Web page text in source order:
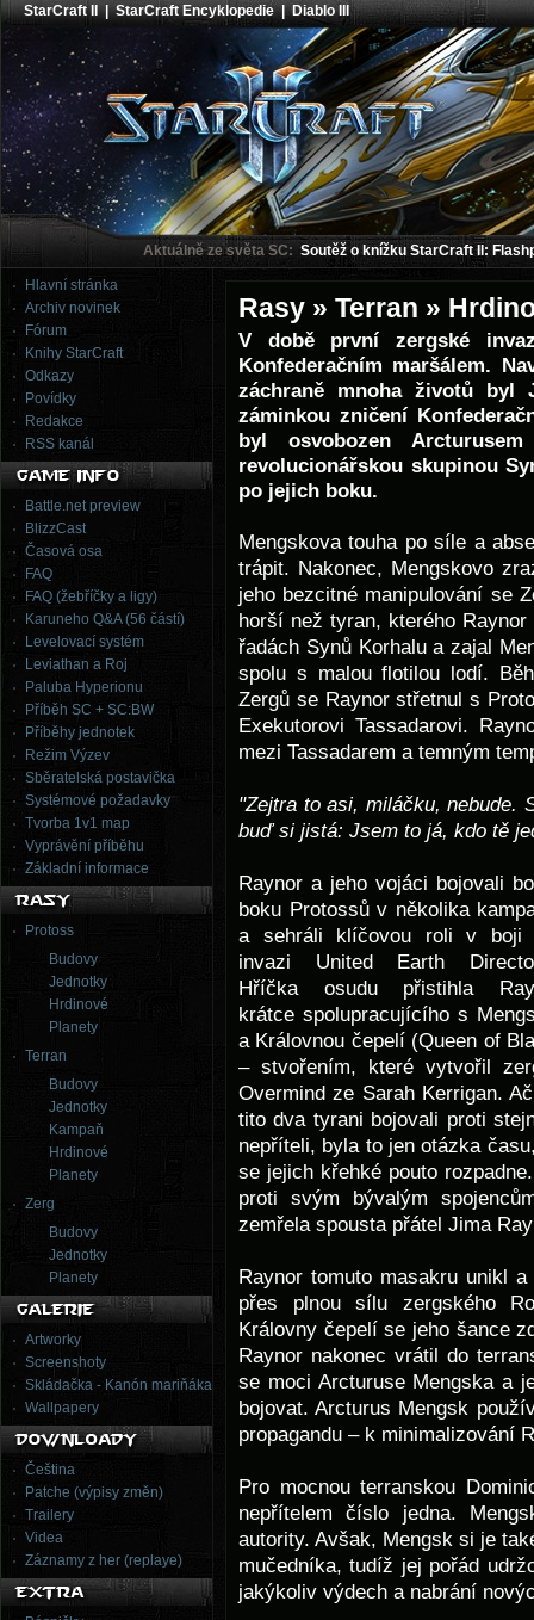
StarCraft II |StarCraft Encyklopedie|Diablo III
Aktuálně ze světa SC: Soutěž o knížku StarCraft II:
Hlavní stránka
Archiv novinek
Fórum
Knihy StarCraft
Odkazy
Povídky
Redakce
RSS kanál
Battle.net preview
BlizzCast
Časová osa
FAQ
FAQ (žebříčky a ligy)
Karuneho Q&A (56 částí)
Levelovací systém
Leviathan a Roj
Paluba Hyperionu
Příběh SC + SC:BW
Příběhy jednotek
Režim Výzev
Sběratelská postavička
Systémové požadavky
Tvorba 1v1 map
Vyprávění příběhu
Základní informace
Protoss
Budovy
Jednotky
Hrdinové
Planety
Terran
Budovy
Jednotky
Kampaň
Hrdinové
Planety
Zerg
Budovy
Jednotky
Planety
Artworky
Screenshoty
Skládačka - Kanón mariňáka
Wallpapery
Čeština
Patche (výpisy změn)
Trailery
Videa
Záznamy z her (replaye)
Rasy » Terran »
V době první zergské
Konfederačním maršálem.
záchraně mnoha životů byl
záminkou zničení
byl osvobozen
revolucionářskou skupinou
po jejich boku.
Mengskova touha po síle a
trápit. Nakonec, Mengskovo
jeho bezcitné manipulování se
horší než tyran, kterého
řadách Synů Korhalu a zajal
spolu s malou flotilou lodí.
Zergů se Raynor střetnul s
Exekutorovi Tassadarovi.
mezi Tassadarem a temným
"Zejtra to asi, miláčku, nebude.
buď si jistá: Jsem to já, kdo tě
Raynor a jeho vojáci bojovali
boku Protossů v několika
a sehráli klíčovou roli v boji
invazi United Earth
Hříčka osudu přistihla
krátce spolupracujícího s
a Královnou čepelí (Queen of
– stvořením, které vytvořil
Overmind ze Sarah Kerrigan.
tito dva tyrani bojovali proti
nepříteli, byla to jen otázka
se jejich křehké pouto
proti svým bývalým
zemřela spousta přátel Jima
Raynor tomuto masakru unikl
přes plnou sílu zergského
Královny čepelí se jeho šance
Raynor nakonec vrátil do
se moci Arcturuse Mengska a
bojovat. Arcturus Mengsk
propagandu – k minimalizování
Pro mocnou terranskou
nepřítelem číslo jedna.
autority. Avšak, Mengsk si je
mučedníka, tudíž jej pořád
jakýkoliv výdech a nabrání